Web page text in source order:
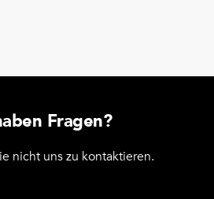
Fragen?
nicht uns zu kontaktieren.